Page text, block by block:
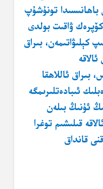
باھانىسىدا تونۇشۇپ
ۋاقىت بولدى
كېلىۋاتىمەن، بىراق
بىراق ئاللاھقا
ئىبادەتلىرىمگە
ئۇنىڭ بىلەن
قىلىشىم توغرا
قانداق